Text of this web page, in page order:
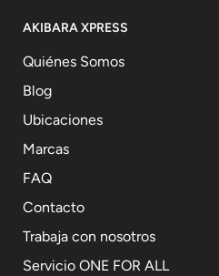
AKIBARA XPRESS
Quiénes Somos
Blog
Ubicaciones
Marcas
FAQ
Contacto
Trabaja con nosotros
Servicio ONE FOR ALL